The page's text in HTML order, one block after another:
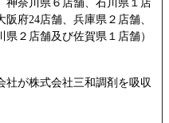
神奈川県６店舗、石川県１店
府24店舗、兵庫県２店舗、
２店舗及び佐賀県１店舗）
社が株式会社三和調剤を吸収